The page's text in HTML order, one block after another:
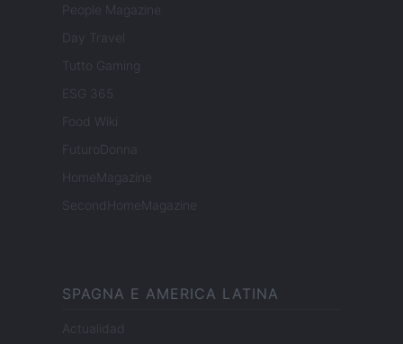
People Magazine
Day Travel
Tutto Gaming
ESG 365
Food Wiki
FuturoDonna
HomeMagazine
SecondHomeMagazine
SPAGNA E AMERICA LATINA
Actualidad